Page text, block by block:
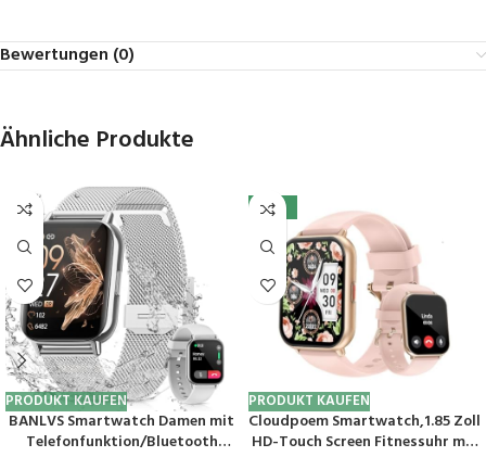
Bewertungen (0)
Ähnliche Produkte
PRODUKT KAUFEN
BANLVS Smartwatch Damen mit
Telefonfunktion/Bluetooth
-41%
PRODUKT KAUFEN
Cloudpoem Smartwatch,1.85 Zoll
HD-Touch Screen Fitnessuhr mit